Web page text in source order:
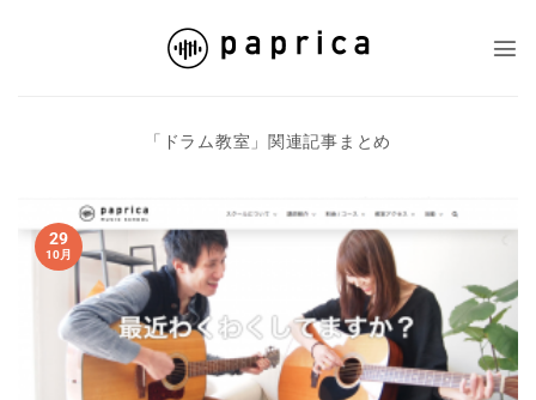
「 ドラム教室 」関連記事まとめ
29
10月